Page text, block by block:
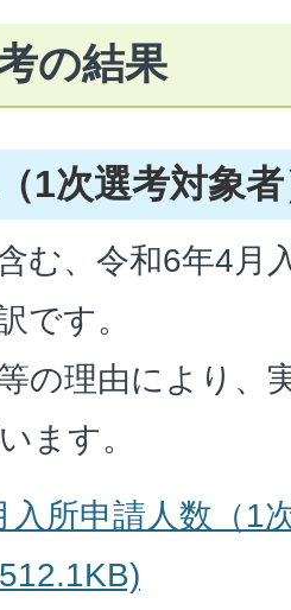
の結果
1次選考対象
む、令和6年4月
です。
の理由により、
ます。
入所申請人数（1